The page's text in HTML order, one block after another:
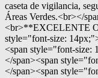
caseta de vigilancia,
Áreas Verdes.<br></
<br>**EXCELENTE
style="font-size:
<span style="font-size:
</span><span
</span><span